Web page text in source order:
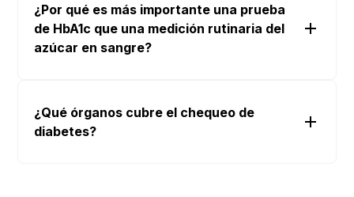
¿Por qué es más importante una prueba
de HbA1c que una medición rutinaria del
azúcar en sangre?
¿Qué órganos cubre el chequeo de
diabetes?